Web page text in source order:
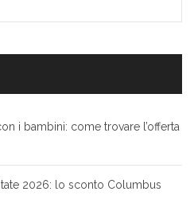
i bambini: come trovare l’offerta
2026: lo sconto Columbus